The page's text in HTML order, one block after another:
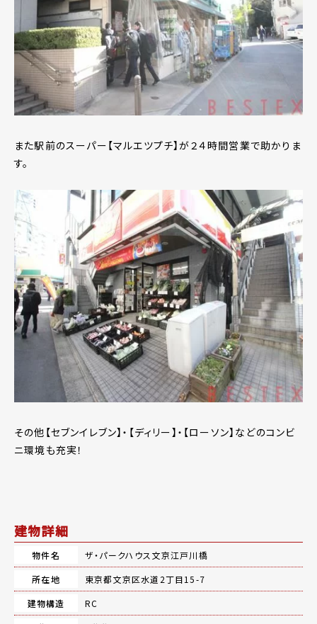
また駅前のスーパー【マルエツプチ】が２４時間営業で助かりま
す。
その他【セブンイレブン】・【ディリー】・【ローソン】などのコンビ
ニ環境も充実！
建物詳細
物件名
ザ・パークハウス文京江戸川橋
所在地
東京都文京区水道2丁目15-7
建物構造
RC